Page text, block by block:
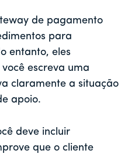
de pagamento
para
entanto, eles
escreva uma
claramente a situação
apoio.
deve incluir
que o cliente